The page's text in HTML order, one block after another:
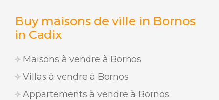
Buy maisons de ville in Bornos
in Cadix
Maisons à vendre à Bornos
Villas à vendre à Bornos
Appartements à vendre à Bornos